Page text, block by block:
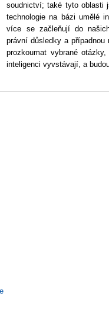
soudnictví; také tyto oblasti
technologie na bázi umělé
více se začleňují do
právní důsledky a
prozkoumat vybrané
inteligenci vyvstávají, a